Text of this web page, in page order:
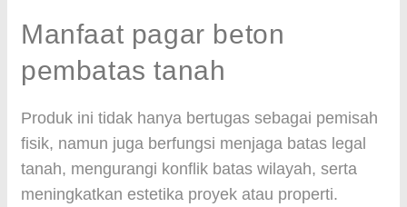
Manfaat pagar beton
pembatas tanah
Produk ini tidak hanya bertugas sebagai pemisah
fisik, namun juga berfungsi menjaga batas legal
tanah, mengurangi konflik batas wilayah, serta
meningkatkan estetika proyek atau properti.